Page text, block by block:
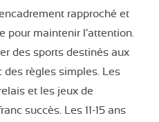
rapproché et
pour maintenir l’attention.
des sports destinés aux
règles simples. Les
et les jeux de
succès. Les 11-15 ans